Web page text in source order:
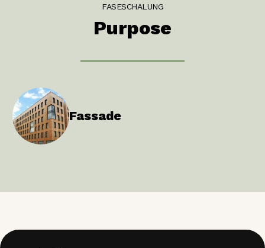
FASESCHALUNG
Purpose
Fassade